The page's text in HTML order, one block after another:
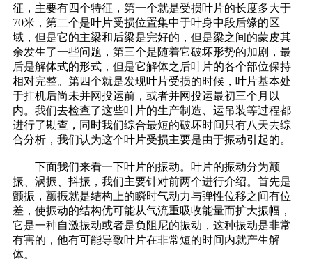
征，主要有四个特征，第一个就是受损叶片的长度多大于
70米，第二个是叶片受损位置集中于叶身中段后缘的区
域，但是它的主梁和后梁是完好的，但是梁之间的蒙皮其
余发生了一些问题，第三个是随着它破坏形势的加剧，最
后是解体式的形式，但是它解体之后叶片的各个部位保持
相对完整。第四个就是发现叶片受损的时候，叶片基本处
于挂机后尚未并网投运前，或者并网投运最初三个月以
内。我们去检查了这些叶片的生产制造、运吊装等过程都
进行了勘查，同时我们综合最短的破坏时间只有八天去综
合分析，我们认为这个叶片受损主要是由于振动引起的。
下面我们来看一下叶片的振动。叶片的振动分为颤
振、涡振、抖振，我们主要针对前两个进行介绍。首先是
颤振，颤振就是结构上的瞬时气动力与弹性位移之间有位
差，使振动的结构优可能从气流重吸收能量而扩大振幅，
它是一种自激振动或者是负阻尼的振动，这种振动是非常
有害的，他有可能导致叶片在非常短的时间内就产生解
体。